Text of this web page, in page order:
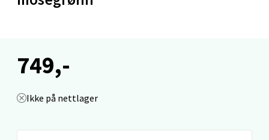
749,-
Ikke på nettlager
Laguneveien 1, 5239 Bergen
0 i butikk